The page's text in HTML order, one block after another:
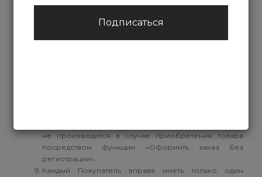
что ознакомлен с условиями настоящей оферты и
условиями Правил продажи.
не производится в случае приобретения товара
посредством функции «Оформить заказ без
регистрации».
Каждый Покупатель вправе иметь только один
Подписаться